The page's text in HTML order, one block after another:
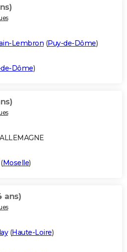
Lembron (Puy-de-Dôme)
Dôme)
(Moselle)
ans)
(Haute-Loire)